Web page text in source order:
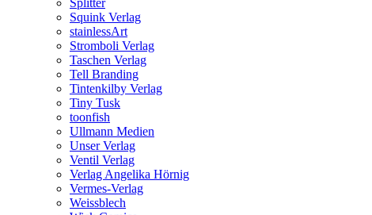
Splitter
Squink Verlag
stainlessArt
Stromboli Verlag
Taschen Verlag
Tell Branding
Tintenkilby Verlag
Tiny Tusk
toonfish
Ullmann Medien
Unser Verlag
Ventil Verlag
Verlag Angelika Hörnig
Vermes-Verlag
Weissblech